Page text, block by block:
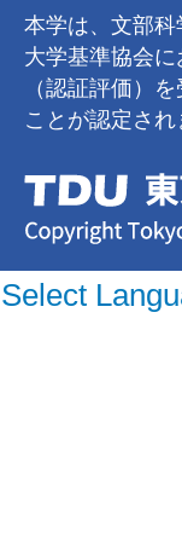
本学は、文部
大学基準協会
（認証評価）
ことが認定され
Select